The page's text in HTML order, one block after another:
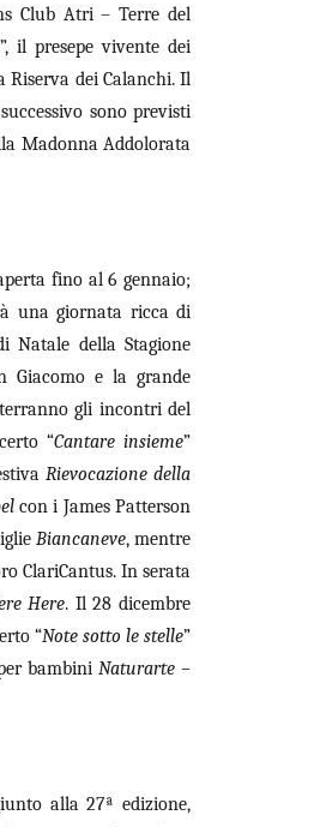
Club Atri – Terre del
”, il presepe vivente dei
Riserva dei Calanchi. Il
sono previsti
Madonna Addolorata
fino al 6 gennaio;
una giornata ricca di
Natale della Stagione
Giacomo e la grande
gli incontri del
“Cantare insieme”
Rievocazione della
con i James Patterson
Biancaneve, mentre
ClariCantus. In serata
Here. Il 28 dicembre
“Note sotto le stelle”
bambiniNaturarte –
alla 27ª edizione,